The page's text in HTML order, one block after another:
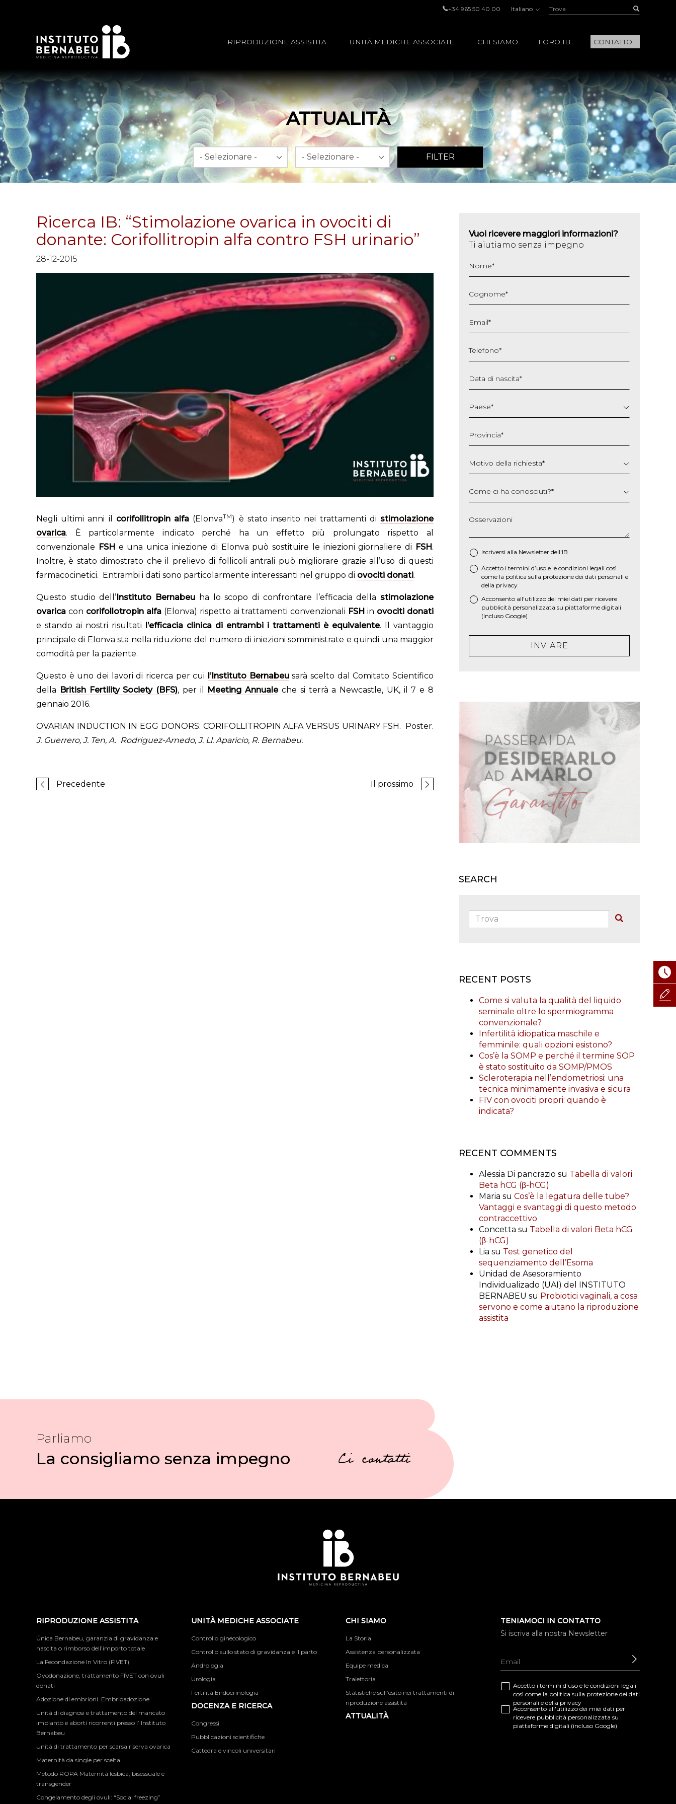
+34 965 50 40 00 Italiano Trova:
RIPRODUZIONE ASSISTITA UNITÀ MEDICHE ASSOCIATE CHI SIAMO FORO IB CONTATTO
ATTUALITÀ
Mese Anno
FILTER
Ricerca IB: “Stimolazione ovarica in ovociti di
donante: Corifollitropin alfa contro FSH urinario”
28-12-2015
Negli ultimi anni il corifollitropin alfa (ElonvaTM) è stato inserito nei trattamenti distimolazione
ovarica. È particolarmente indicato perché ha un effetto più prolungato rispetto al
convenzionale FSH e una unica iniezione di Elonva può sostituire le iniezioni giornaliere di FSH.
Inoltre, è stato dimostrato che il prelievo di follicoli antrali può migliorare grazie all’uso di questi
farmacocinetici. Entrambi i dati sono particolarmente interessanti nel gruppo di ovociti donati.
Questo studio dell’Instituto Bernabeu ha lo scopo di confrontare l’efficacia dellastimolazione
ovarica con corifollotropin alfa(Elonva) rispetto ai trattamenti convenzionali FSH in ovociti donati
e stando ai nostri risultati l’efficacia clinica di entrambi i trattamenti è equivalente. Il vantaggio
principale di Elonva sta nella riduzione del numero di iniezioni somministrate e quindi una maggior
comodità per la paziente.
Questo è uno dei lavori di ricerca per cui l’Instituto Bernabeusarà scelto dal Comitato Scientifico
della British Fertility Society (BFS), per il Meeting Annuale che si terrà a Newcastle, UK, il 7 e 8
gennaio 2016.
OVARIAN INDUCTION IN EGG DONORS: CORIFOLLITROPIN ALFA VERSUS URINARY FSH. Poster.
J. Guerrero, J. Ten, A. Rodriguez-Arnedo, J. Ll. Aparicio, R. Bernabeu.
Precedente Il prossimo
Vuoi ricevere maggiori informazioni?
Ti aiutiamo senza impegno
Nome*
Cognome*
Email*
Telefono*
Data di nascita*
slash
MM
AAAA
Paese*
Provincia*
Motivo della richiesta*
Come ci ha conosciuti?*
Osservazioni
Iscriversi alla Newsletter dell'IB
* Accetto i termini d’uso e le condizioni legali così
come la politica sulla protezione dei dati personali e
della privacy
Acconsento all'utilizzo dei miei dati per ricevere
pubblicità personalizzata su piattaforme digitali
(incluso Google)
INVIARE
SEARCH
Trova:
RECENT POSTS
Come si valuta la qualità del liquido
seminale oltre lo spermiogramma
convenzionale?
Infertilità idiopatica maschile e
femminile: quali opzioni esistono?
Cos’è la SOMP e perché il termine SOP
è stato sostituito da SOMP/PMOS
Scleroterapia nell’endometriosi: una
tecnica minimamente invasiva e sicura
FIV con ovociti propri: quando è
indicata?
RECENT COMMENTS
Alessia Di pancrazio su Tabella di valori
Beta hCG (β-hCG)
Maria su Cos’è la legatura delle tube?
Vantaggi e svantaggi di questo metodo
contraccettivo
Concetta su Tabella di valori Beta hCG
(β-hCG)
Lia su Test genetico del
sequenziamento dell’Esoma
Unidad de Asesoramiento
Individualizado (UAI) del INSTITUTO
BERNABEU su Probiotici vaginali, a cosa
servono e come aiutano la riproduzione
assistita
Parliamo
La consigliamo senza impegno Ci contatti
RIPRODUZIONE ASSISTITA
Única Bernabeu, garanzia di gravidanza e
nascita o rimborso dell’importo totale
La Fecondazione In Vitro (FIVET)
Ovodonazione, trattamento FIVET con ovuli
donati
Adozione di embrioni. Embrioadozione
Unità di diagnosi e trattamento del mancato
impianto e aborti ricorrenti presso l’ Instituto
Bernabeu
Unità di trattamento per scarsa riserva ovarica
Maternità da single per scelta
Metodo ROPA Maternità lesbica, bisessuale e
transgender
Congelamento degli ovuli: “Social freezing”
UNITÀ MEDICHE ASSOCIATE
Controllo ginecologico
Controllo sullo stato di gravidanza e il parto
Andrologia
Urologia
Fertilità Endocrinologia
DOCENZA E RICERCA
Congressi
Pubblicazioni scientifiche
Cattedra e vincoli universitari
CHI SIAMO
La Storia
Assistenza personalizzata
Equipe medica
Traiettoria
Statistiche sull’esito nei trattamenti di
riproduzione assistita
ATTUALITÀ
TENIAMOCI IN CONTATTO
Si iscriva alla nostra Newsletter
Accetto i termini d’uso e le condizioni legali
così come la politica sulla protezione dei dati
personali e della privacy
Acconsento all'utilizzo dei miei dati per
ricevere pubblicità personalizzata su
piattaforme digitali (incluso Google)